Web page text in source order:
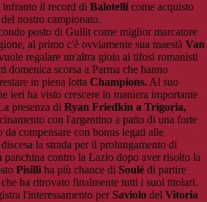
infranto il record di Balotelli come acquisto
nostro campionato.
posto di Gullit come miglior marcatore
al primo c'è ovviamente sua maestà Van
regalare un'altra gioia ai tifosi romanisti
domenica scorsa a Parma che hanno
in piena lotta Champions.Al suo
ieri ha visto crescere in maniera importante
presenza di Ryan Friedkin a Trigoria,
con l'argentino a patto di una forte
compensare con bonus legati alle
la strada per il prolungamento di
panchina contro la Lazio dopo aver risolto la
Pisilli ha più chance di Soulé di partire
che ha ritrovato finalmente tutti i suoi titolari.
l'interessamento per Saviolo del Vitoria